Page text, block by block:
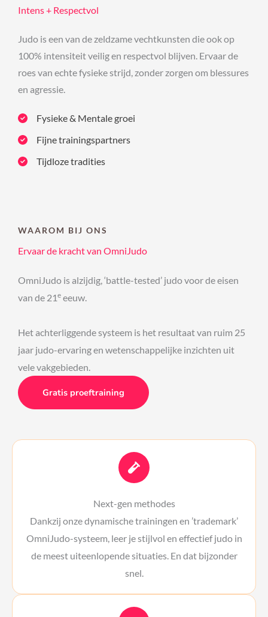
Intens + Respectvol
Judo is een van de zeldzame vechtkunsten die ook op
100% intensiteit veilig en respectvol blijven. Ervaar de
roes van echte fysieke strijd, zonder zorgen om blessures
en agressie.
Fysieke & Mentale groei
Fijne trainingspartners
Tijdloze tradities
WAAROM BIJ ONS
Ervaar de kracht van OmniJudo
OmniJudo is alzijdig, ‘battle-tested’ judo voor de eisen
van de 21e eeuw.
Het achterliggende systeem is het resultaat van ruim 25
jaar judo-ervaring en wetenschappelijke inzichten uit
vele vakgebieden.
Gratis proeftraining
Next-gen methodes
Dankzij onze dynamische trainingen en ’trademark’
OmniJudo-systeem, leer je stijlvol en effectief judo in
de meest uiteenlopende situaties. En dat bijzonder
snel.